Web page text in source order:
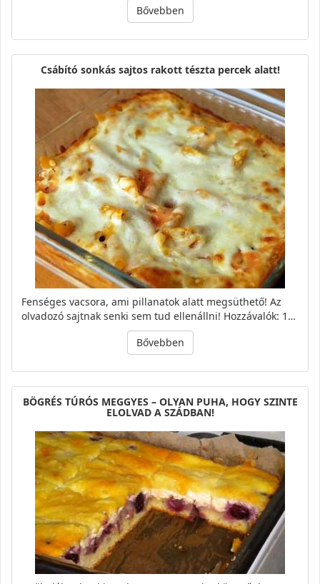
Bővebben
Csábító sonkás sajtos rakott tészta percek alatt!
Fenséges vacsora, ami pillanatok alatt megsüthető! Az
olvadozó sajtnak senki sem tud ellenállni! Hozzávalók: 1…
Bővebben
BÖGRÉS TÚRÓS MEGGYES – OLYAN PUHA, HOGY SZINTE
ELOLVAD A SZÁDBAN!